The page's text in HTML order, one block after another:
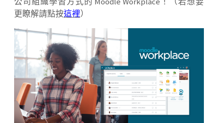
更瞭解請點按這裡）